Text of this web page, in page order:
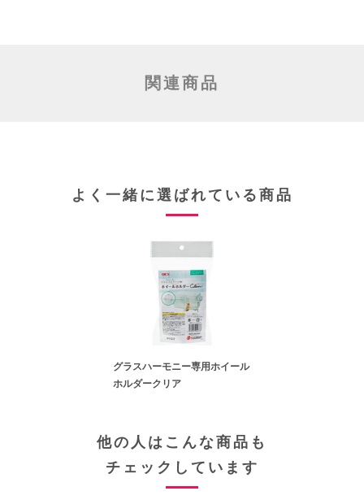
関連商品
よく一緒に選ばれている商品
グラスハーモニー専用ホイール
ホルダークリア
他の人はこんな商品も
チェックしています